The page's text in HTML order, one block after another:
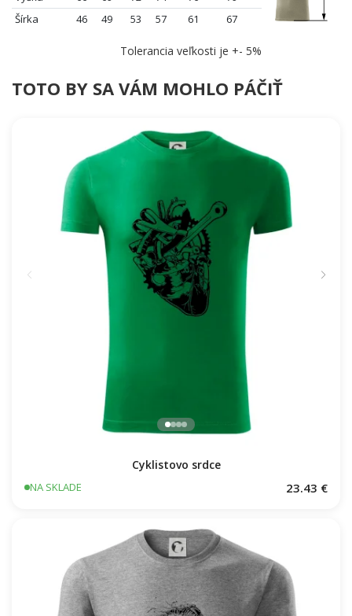
Šírka
46 49 53 57 61 67
Tolerancia veľkosti je +- 5%
TOTO BY SA VÁM MOHLO PÁČIŤ
Cyklistovo srdce
NA SKLADE 23.43 €